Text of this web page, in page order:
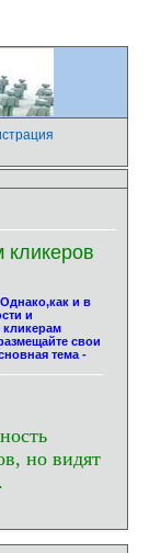
и в
и
кликерам
свои
тема -
но видят